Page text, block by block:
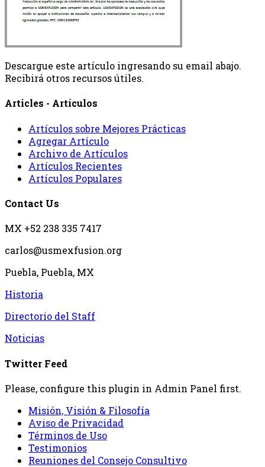
Descargue este artículo ingresando su email abajo.
Recibirá otros recursos útiles.
Articles - Artículos
Artículos sobre Mejores Prácticas
Agregar Artículo
Archivo de Artículos
Artículos Recientes
Artículos Populares
Contact Us
MX +52 238 335 7417
carlos@usmexfusion.org
Puebla, Puebla, MX
Historia
Directorio del Staff
Noticias
Twitter Feed
Please, configure this plugin in Admin Panel first.
Misión, Visión & Filosofía
Aviso de Privacidad
Términos de Uso
Testimonios
Reuniones del Consejo Consultivo